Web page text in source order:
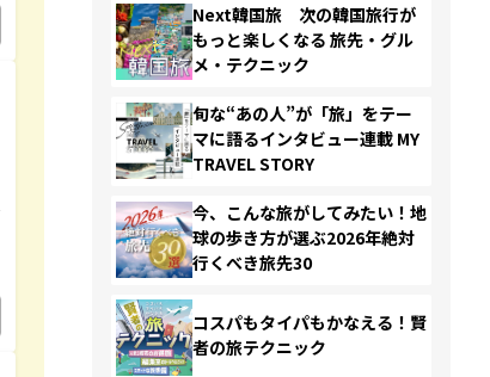
Next韓国旅 次の韓国旅行が
もっと楽しくなる 旅先・グル
メ・テクニック
旬な“あの人”が「旅」をテー
マに語るインタビュー連載 MY
TRAVEL STORY
今、こんな旅がしてみたい！地
球の歩き方が選ぶ2026年絶対
行くべき旅先30
コスパもタイパもかなえる！賢
者の旅テクニック